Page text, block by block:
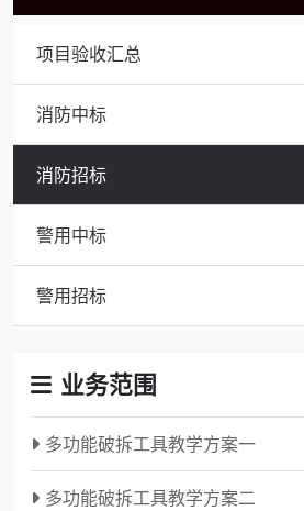
项目验收汇总
消防中标
消防招标
警用中标
警用招标
业务范围
多功能破拆工具教学方案一
多功能破拆工具教学方案二